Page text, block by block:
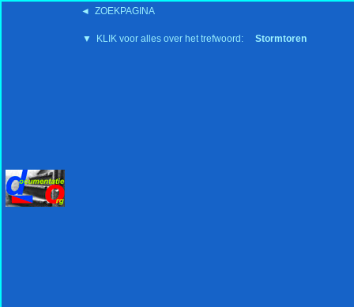
◄ ZOEKPAGINA
▼ KLIK voor alles over het trefwoord: Stormtoren
'15:19 19-2-2008